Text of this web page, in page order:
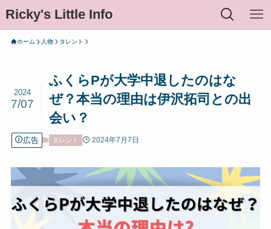
Ricky's Little Info
ホーム 人物 タレント
ふくらPが大学中退したのはな
ぜ？本当の理由は伊沢拓司との出
会い？
2024
7/07
広告 タレント 2024年7月7日